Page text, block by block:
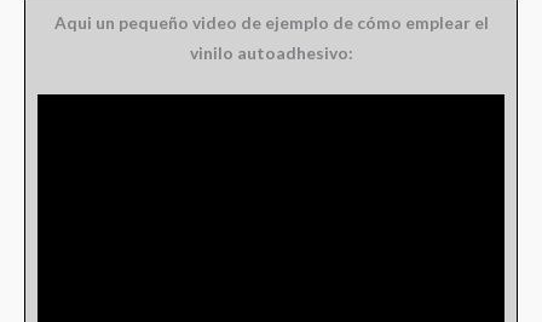
Aqui un pequeño video de ejemplo de cómo emplear el
vinilo autoadhesivo: